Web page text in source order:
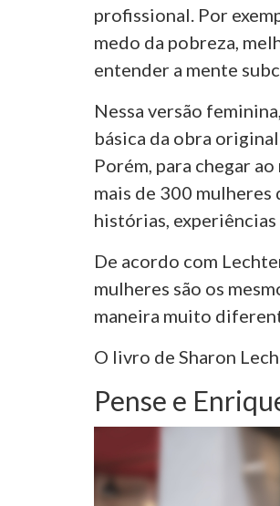
profissional. Por
medo da pobreza,
entender a mente
Nessa versão
básica da obra original
Porém, para chegar
mais de 300 mulheres
histórias,
De acordo com
mulheres são os
maneira muito
O livro de Sharon
Pense e